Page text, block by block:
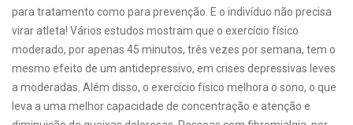
para tratamento como para prevenção. E o indivíduo não precisa
virar atleta! Vários estudos mostram que o exercício físico
moderado, por apenas 45 minutos, três vezes por semana, tem o
mesmo efeito de um antidepressivo, em crises depressivas leves
a moderadas. Além disso, o exercício físico melhora o sono, o que
leva a uma melhor capacidade de concentração e atenção e